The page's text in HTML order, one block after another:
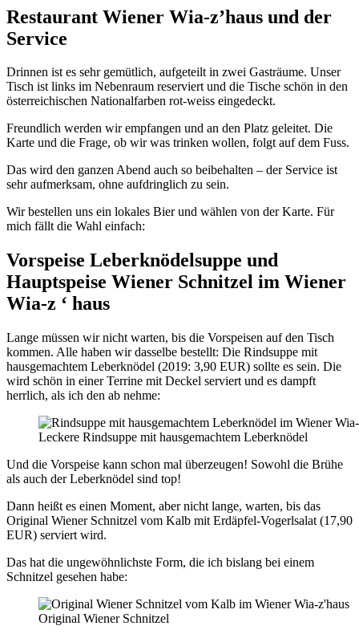
Restaurant Wiener Wia-z’haus und der
Service
Drinnen ist es sehr gemütlich, aufgeteilt in zwei Gasträume. Unser
Tisch ist links im Nebenraum reserviert und die Tische schön in den
österreichischen Nationalfarben rot-weiss eingedeckt.
Freundlich werden wir empfangen und an den Platz geleitet. Die
Karte und die Frage, ob wir was trinken wollen, folgt auf dem Fuss.
Das wird den ganzen Abend auch so beibehalten – der Service ist
sehr aufmerksam, ohne aufdringlich zu sein.
Wir bestellen uns ein lokales Bier und wählen von der Karte. Für
mich fällt die Wahl einfach:
Vorspeise Leberknödelsuppe und
Hauptspeise Wiener Schnitzel im Wiener
Wia-z ‘ haus
Lange müssen wir nicht warten, bis die Vorspeisen auf den Tisch
kommen. Alle haben wir dasselbe bestellt: Die Rindsuppe mit
hausgemachtem Leberknödel (2019: 3,90 EUR) sollte es sein. Die
wird schön in einer Terrine mit Deckel serviert und es dampft
herrlich, als ich den ab nehme:
Leckere Rindsuppe mit hausgemachtem Leberknödel
Und die Vorspeise kann schon mal überzeugen! Sowohl die Brühe
als auch der Leberknödel sind top!
Dann heißt es einen Moment, aber nicht lange, warten, bis das
Original Wiener Schnitzel vom Kalb mit Erdäpfel-Vogerlsalat (17,90
EUR) serviert wird.
Das hat die ungewöhnlichste Form, die ich bislang bei einem
Schnitzel gesehen habe:
Original Wiener Schnitzel